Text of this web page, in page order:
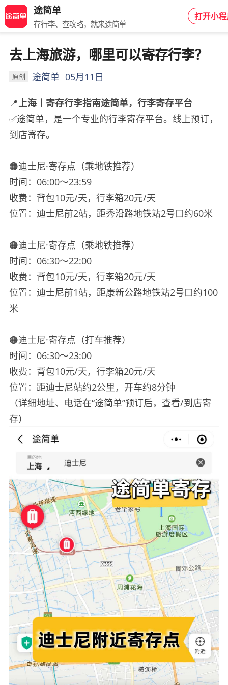
途简单
存行李、查攻略，就来途简单
打开小
去上海旅游，哪里可以寄存行李？
原创 途简单 05月11日
📍上海丨寄存行李指南️途简单，行李寄存平台
✅途简单，是一个专业的行李寄存平台。线上预订，
到店寄存。
🟠迪士尼·寄存点（乘地铁推荐）
时间：06:00～23:59
收费：背包10元/天，行李箱20元/天
位置：迪士尼前2站，距秀沿路地铁站2号口约60米
🟠迪士尼·寄存点（乘地铁推荐）
时间：06:30～22:00
收费：背包10元/天，行李箱20元/天
位置：迪士尼前1站，距康新公路地铁站2号口约100
米
🟠迪士尼·寄存点（打车推荐）
时间：06:30～23:00
收费：背包10元/天，行李箱20元/天
位置：距迪士尼站约2公里，开车约8分钟
（详细地址、电话在“途简单”预订后，查看/到店寄
存）